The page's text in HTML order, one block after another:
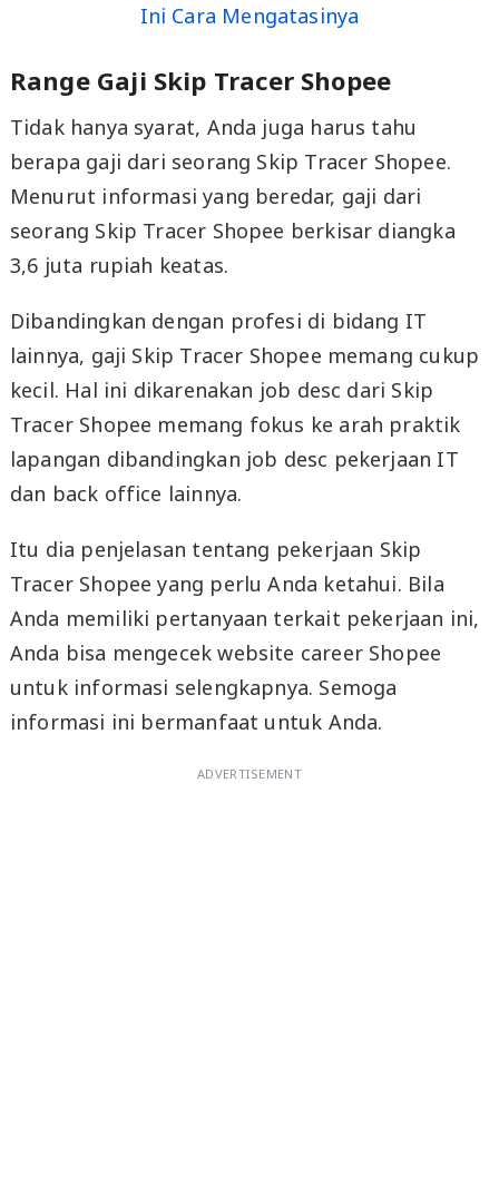
Ini Cara Mengatasinya
Range Gaji Skip Tracer Shopee
Tidak hanya syarat, Anda juga harus tahu
berapa gaji dari seorang Skip Tracer Shopee.
Menurut informasi yang beredar, gaji dari
seorang Skip Tracer Shopee berkisar diangka
3,6 juta rupiah keatas.
Dibandingkan dengan profesi di bidang IT
lainnya, gaji Skip Tracer Shopee memang cukup
kecil. Hal ini dikarenakan job desc dari Skip
Tracer Shopee memang fokus ke arah praktik
lapangan dibandingkan job desc pekerjaan IT
dan back office lainnya.
Itu dia penjelasan tentang pekerjaan Skip
Tracer Shopee yang perlu Anda ketahui. Bila
Anda memiliki pertanyaan terkait pekerjaan ini,
Anda bisa mengecek website career Shopee
untuk informasi selengkapnya. Semoga
informasi ini bermanfaat untuk Anda.
ADVERTISEMENT